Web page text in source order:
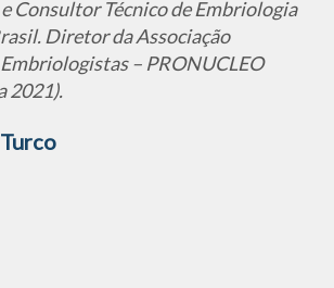
Consultor Técnico de Embriologia
Diretor da Associação
– PRONUCLEO
2021).